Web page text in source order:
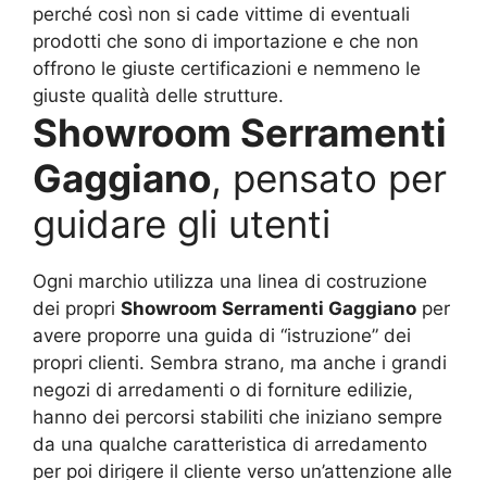
perché così non si cade vittime di eventuali
prodotti che sono di importazione e che non
offrono le giuste certificazioni e nemmeno le
giuste qualità delle strutture.
Showroom Serramenti
Gaggiano, pensato per
guidare gli utenti
Ogni marchio utilizza una linea di costruzione
dei propri Showroom Serramenti Gaggiano per
avere proporre una guida di “istruzione” dei
propri clienti. Sembra strano, ma anche i grandi
negozi di arredamenti o di forniture edilizie,
hanno dei percorsi stabiliti che iniziano sempre
da una qualche caratteristica di arredamento
per poi dirigere il cliente verso un’attenzione alle